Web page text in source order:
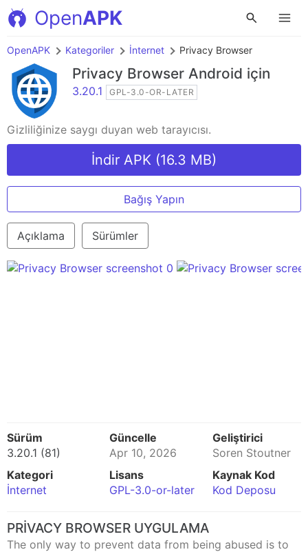
OpenAPK
OpenAPK Kategoriler İnternet Privacy Browser
Privacy Browser Android için
3.20.1 GPL-3.0-OR-LATER
Gizliliğinize saygı duyan web tarayıcısı.
İndir APK (16.3 MB)
Bağış Yapın
Açıklama Sürümler
Sürüm
3.20.1 (81)
Güncelle
Apr 10, 2026
Geliştirici
Soren Stoutner
Kategori
İnternet
Lisans
GPL-3.0-or-later
Kaynak Kod
Kod Deposu
PRIVACY BROWSER UYGULAMA
The only way to prevent data from being abused is to